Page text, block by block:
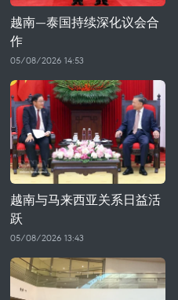
越南—泰国持续深化议会合
作
05/08/2026 14:53
越南与马来西亚关系日益活
跃
05/08/2026 13:43